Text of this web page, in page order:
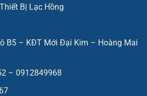
Bị Lạc Hồng
B5 – KĐT Mới Đại Kim – Hoàng Mai
– 0912849968